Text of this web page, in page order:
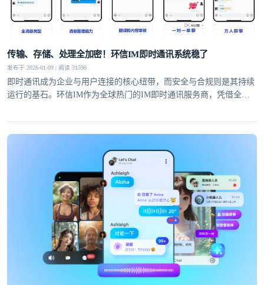
传输、存储、处理全加密！环信IM即时通讯系统稳了
发布于 2026-01-09 | 阅读 31598
即时通讯成为企业与用户连接的核心纽带，而安全与合规则是其持续
运行的基石。环信IM作为全球热门的IM即时通讯服务商，凭借全链
线，成为各行业信赖的选择。